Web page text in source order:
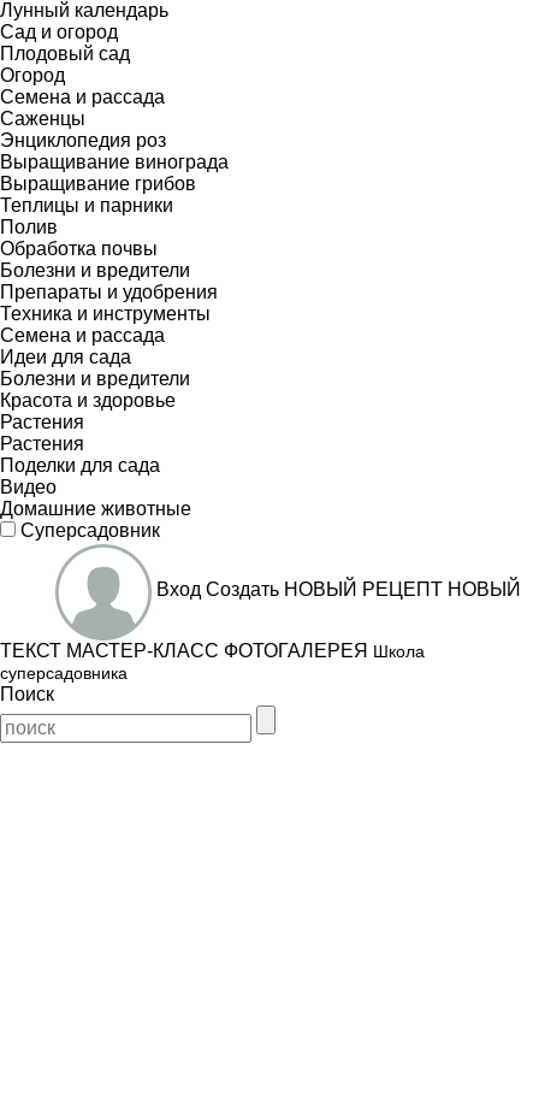
Лунный календарь
Сад и огород
Плодовый сад
Огород
Семена и рассада
Саженцы
Энциклопедия роз
Выращивание винограда
Выращивание грибов
Теплицы и парники
Полив
Обработка почвы
Болезни и вредители
Препараты и удобрения
Техника и инструменты
Семена и рассада
Идеи для сада
Болезни и вредители
Красота и здоровье
Растения
Растения
Поделки для сада
Видео
Домашние животные
Суперсадовник
Вход Создать НОВЫЙ РЕЦЕПТ НОВЫЙ
ТЕКСТ МАСТЕР-КЛАСС ФОТОГАЛЕРЕЯ Школа
суперсадовника
Поиск